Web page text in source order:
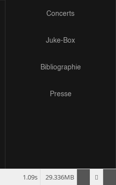
Concerts
Juke-Box
Bibliographie
Presse
29.336MB
1.09s